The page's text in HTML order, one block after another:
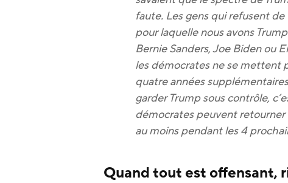
faute. Les gens qui refusent
pour laquelle nous avons
Bernie Sanders, Joe Biden ou
les démocrates ne se mettent
quatre années
garder Trump sous contrôle,
démocrates peuvent retourner
au moins pendant les 4
Quand tout est offensant,